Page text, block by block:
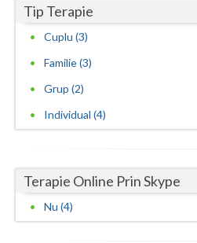
Tip Terapie
Cuplu (3)
Familie (3)
Grup (2)
Individual (4)
Terapie Online Prin Skype
Nu (4)